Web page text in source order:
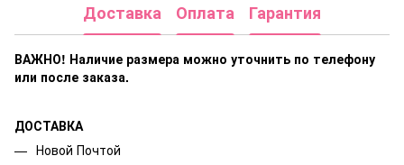
Доставка Оплата Гарантия
ВАЖНО! Наличие размера можно уточнить по телефону
или после заказа.
ДОСТАВКА
Новой Почтой